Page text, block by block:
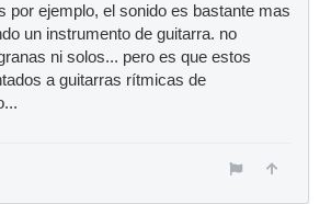
por ejemplo, el sonido es bastante mas
un instrumento de guitarra. no
ni solos... pero es que estos
a guitarras rítmicas de